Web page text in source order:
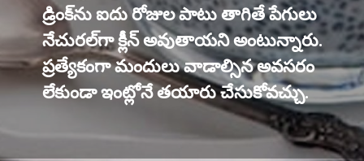
డ్రింక్‌ను ఐదు రోజుల పాటు తాగితే పేగులు
నేచురల్‌గా క్లీన్ అవుతాయని అంటున్నారు.
ప్రత్యేకంగా మందులు వాడాల్సిన అవసరం
లేకుండా ఇంట్లోనే తయారు చేసుకోవచ్చు.